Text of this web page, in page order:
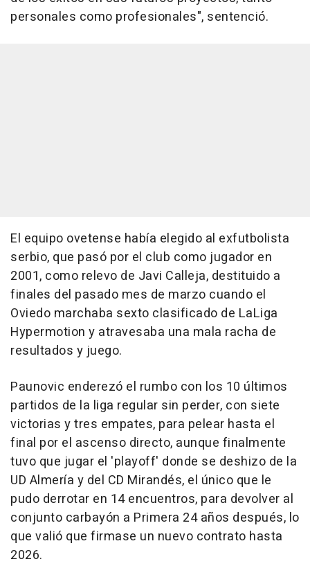
personales como profesionales", sentenció.
El equipo ovetense había elegido al exfutbolista
serbio, que pasó por el club como jugador en
2001, como relevo de Javi Calleja, destituido a
finales del pasado mes de marzo cuando el
Oviedo marchaba sexto clasificado de LaLiga
Hypermotion y atravesaba una mala racha de
resultados y juego.
Paunovic enderezó el rumbo con los 10 últimos
partidos de la liga regular sin perder, con siete
victorias y tres empates, para pelear hasta el
final por el ascenso directo, aunque finalmente
tuvo que jugar el 'playoff' donde se deshizo de la
UD Almería y del CD Mirandés, el único que le
pudo derrotar en 14 encuentros, para devolver al
conjunto carbayón a Primera 24 años después, lo
que valió que firmase un nuevo contrato hasta
2026.